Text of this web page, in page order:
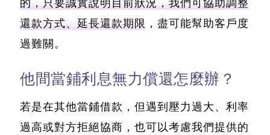
的，只要誠實說明目前狀況，我們可協助調整
還款方式、延長還款期限 ，盡可能幫助客戶度
過難關。
他間當鋪利息無力償還怎麼辦？
若是在其他當鋪借款，但遇到壓力過大、利率
過高或對方拒絕協商，也可以考慮我們提供的